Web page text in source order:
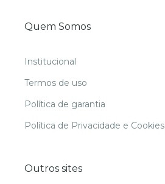
Quem Somos
Institucional
Termos de uso
Política de garantia
Política de Privacidade e Cookies
Outros sites